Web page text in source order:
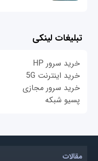
تبلیغات لینکی
خرید سرور HP
خرید اینترنت 5G
خرید سرور مجازی
پسیو شبکه
مقالات